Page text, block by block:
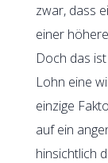
zwar, dass
einer
Doch das
Lohn eine
einzige
auf ein
hinsichtlich